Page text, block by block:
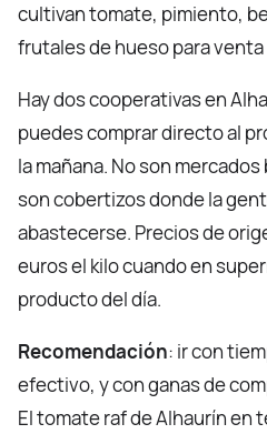
cultivan tomate, pimiento,
frutales de hueso para venta
Hay dos cooperativas en
puedes comprar directo al
la mañana. No son
son cobertizos donde la
abastecerse. Precios de
euros el kilo cuando en
producto del día.
Recomendación: ir con
efectivo, y con ganas de
El tomate raf de Alhaurín en